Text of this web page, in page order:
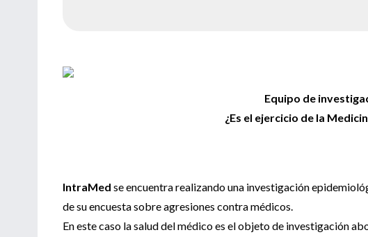
Equipo de
¿Es el ejercicio de la
IntraMed se encuentra realizando una investigación
de su encuesta sobre agresiones contra médicos.
En este caso la salud del médico es el objeto de investigación